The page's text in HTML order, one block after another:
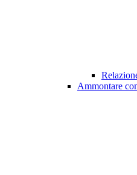
Ammontare